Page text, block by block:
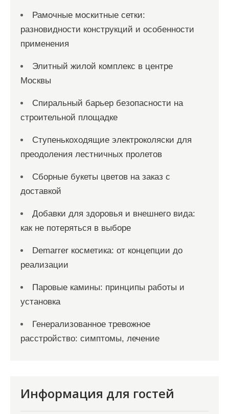
Рамочные москитные сетки:
разновидности конструкций и особенности
применения
Элитный жилой комплекс в центре
Москвы
Спиральный барьер безопасности на
строительной площадке
Ступенькоходящие электроколяски для
преодоления лестничных пролетов
Сборные букеты цветов на заказ с
доставкой
Добавки для здоровья и внешнего вида:
как не потеряться в выборе
Demarrer косметика: от концепции до
реализации
Паровые камины: принципы работы и
установка
Генерализованное тревожное
расстройство: симптомы, лечение
Информация для гостей